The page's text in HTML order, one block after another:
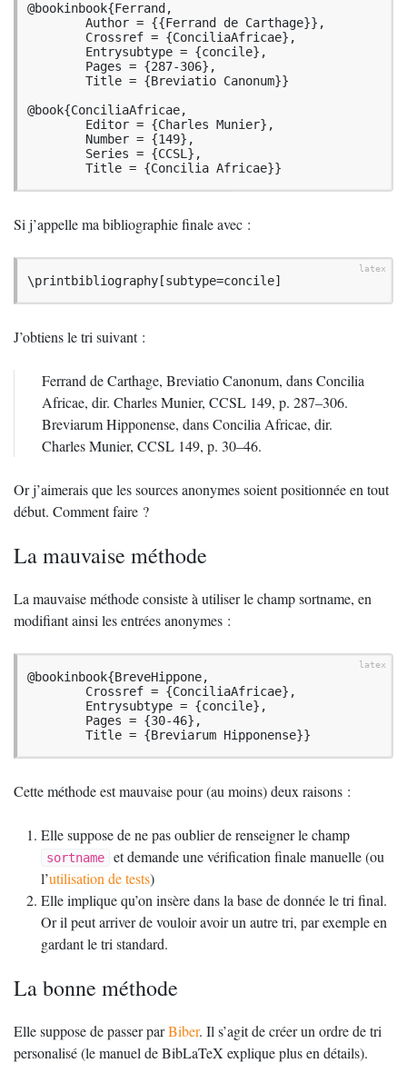
@bookinbook{Ferrand,
Author = {{Ferrand de Carthage}},
Crossref = {ConciliaAfricae},
Entrysubtype = {concile},
Pages = {287-306},
Title = {Breviatio Canonum}}
@book{ConciliaAfricae,
Editor = {Charles Munier},
Number = {149},
Series = {CCSL},
Title = {Concilia Africae}}
Si j’appelle ma bibliographie finale avec :
\printbibliography[subtype=concile]
J’obtiens le tri suivant :
Ferrand de Carthage, Breviatio Canonum, dans Concilia
Africae, dir. Charles Munier, CCSL 149, p. 287–306.
Breviarum Hipponense, dans Concilia Africae, dir.
Charles Munier, CCSL 149, p. 30–46.
Or j’aimerais que les sources anonymes soient positionnée en tout
début. Comment faire ?
La mauvaise méthode
La mauvaise méthode consiste à utiliser le champ sortname, en
modifiant ainsi les entrées anonymes :
@bookinbook{BreveHippone,
Crossref = {ConciliaAfricae},
Entrysubtype = {concile},
Pages = {30-46},
Title = {Breviarum Hipponense}}
Cette méthode est mauvaise pour (au moins) deux raisons :
Elle suppose de ne pas oublier de renseigner le champ
sortname
et demande une vérification finale manuelle (ou
l’utilisation de tests)
Elle implique qu’on insère dans la base de donnée le tri final.
Or il peut arriver de vouloir avoir un autre tri, par exemple en
gardant le tri standard.
La bonne méthode
Elle suppose de passer parBiber. Il s’agit de créer un ordre de tri
personalisé (le manuel de BibLaTeX explique plus en détails).